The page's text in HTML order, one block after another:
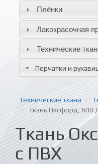
Плёнки
Лакокрасочная
Технические
Перчатки и
Технические ткани
Ткань Оксфорд, 600
Ткань
с ПВХ